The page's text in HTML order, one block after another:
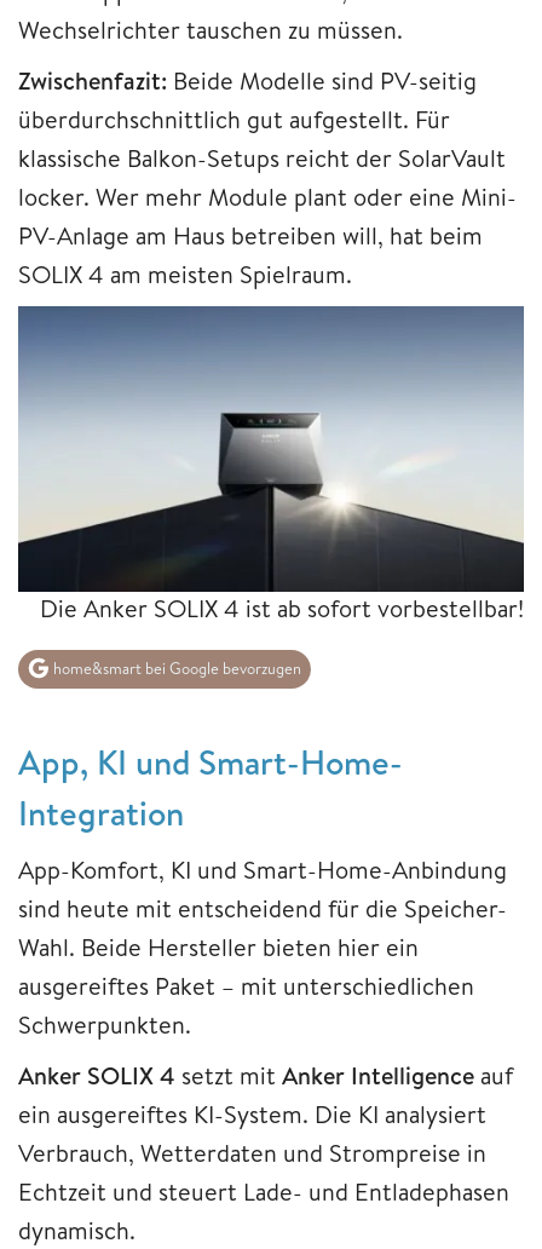
Wechselrichter tauschen zu müssen.
Zwischenfazit: Beide Modelle sind PV-seitig
überdurchschnittlich gut aufgestellt. Für
klassische Balkon-Setups reicht der SolarVault
locker. Wer mehr Module plant oder eine Mini-
PV-Anlage am Haus betreiben will, hat beim
SOLIX 4 am meisten Spielraum.
Die Anker SOLIX 4 ist ab sofort vorbestellbar!
home&smart bei Google bevorzugen
App, KI und Smart-Home-
Integration
App-Komfort, KI und Smart-Home-Anbindung
sind heute mit entscheidend für die Speicher-
Wahl. Beide Hersteller bieten hier ein
ausgereiftes Paket – mit unterschiedlichen
Schwerpunkten.
Anker SOLIX 4 setzt mit Anker Intelligence auf
ein ausgereiftes KI-System. Die KI analysiert
Verbrauch, Wetterdaten und Strompreise in
Echtzeit und steuert Lade- und Entladephasen
dynamisch.